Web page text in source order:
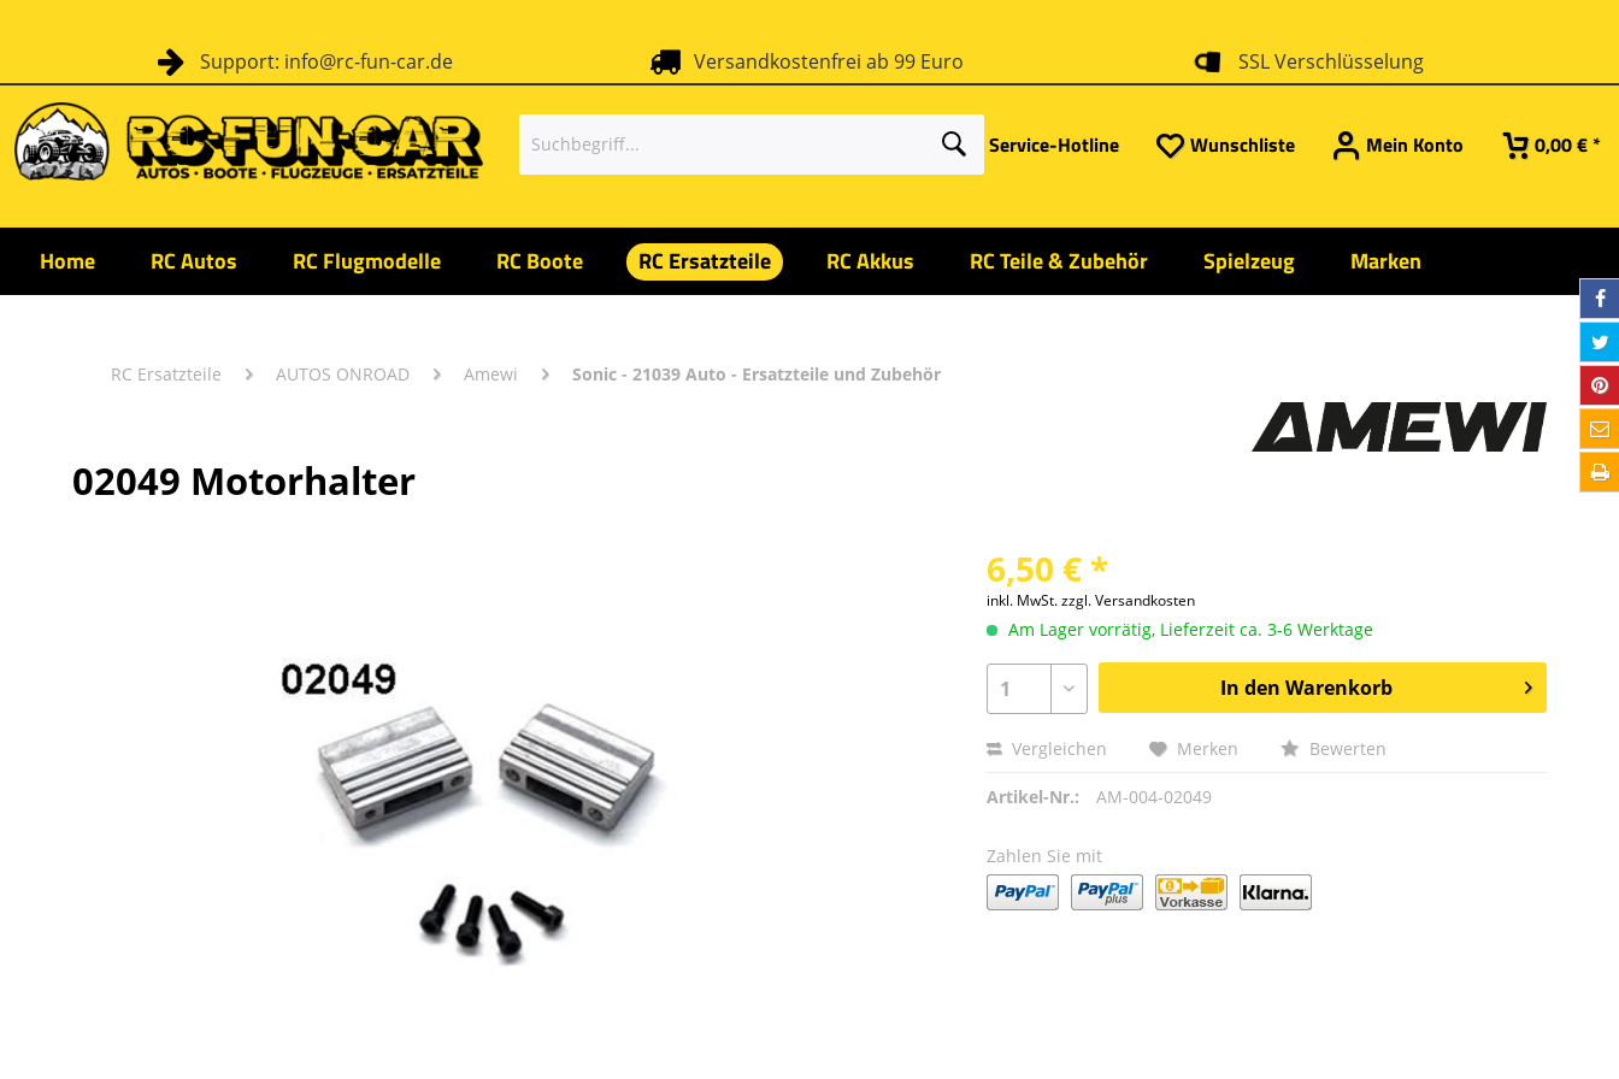
Support: info@rc-fun-car.de Versandkostenfrei ab 99 Euro SSL Verschlüsselung
Service-Hotline Wunschliste Mein Konto 0,00 € *
Home RC Autos RC Flugmodelle RC Boote RC Ersatzteile RC Akkus RC Teile & Zubehör Spielzeug Marken
RC Ersatzteile AUTOS ONROAD Amewi Sonic - 21039 Auto - Ersatzteile und Zubehör
02049 Motorhalter
6,50 € *
inkl. MwSt.zzgl. Versandkosten
Am Lager vorrätig, Lieferzeit ca. 3-6 Werktage
In den Warenkorb
Vergleichen Merken Bewerten
Artikel-Nr.: AM-004-02049
Zahlen Sie mit